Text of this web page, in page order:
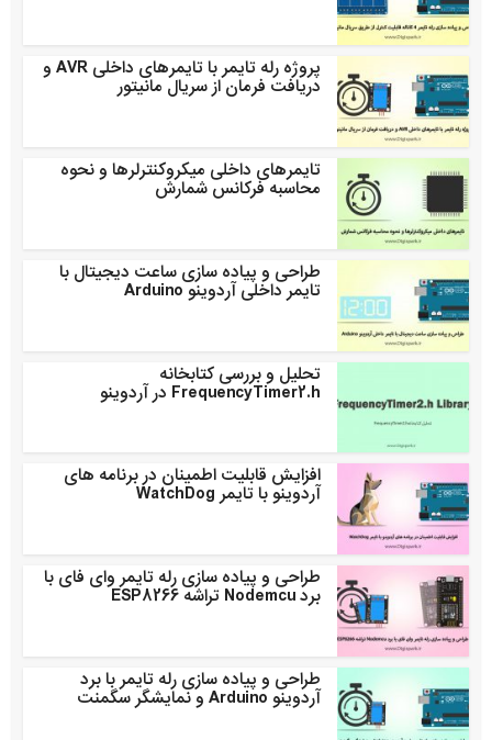
پروژه رله تایمر با تایمرهای داخلی AVR و
دریافت فرمان از سریال مانیتور
تایمرهای داخلی میکروکنترلرها و نحوه
محاسبه فرکانس شمارش
طراحی و پیاده سازی ساعت دیجیتال با
تایمر داخلی آردوینو Arduino
تحلیل و بررسی کتابخانه
FrequencyTimer2.h در آردوینو
افزایش قابلیت اطمینان در برنامه های
آردوینو با تایمر WatchDog
طراحی و پیاده سازی رله تایمر وای فای با
برد Nodemcu تراشه ESP8266
طراحی و پیاده سازی رله تایمر با برد
آردوینو Arduino و نمایشگر سگمنت